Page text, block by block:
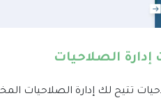
الصلاحيات
تتيح لك إدارة الصلاحيات